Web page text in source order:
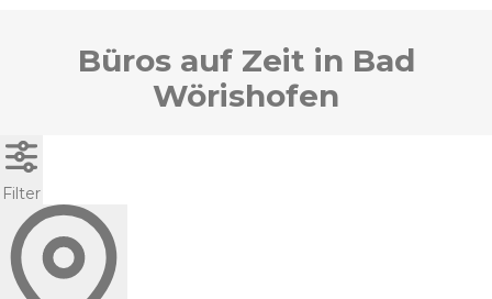
Büros auf Zeit in Bad
Wörishofen
Filter